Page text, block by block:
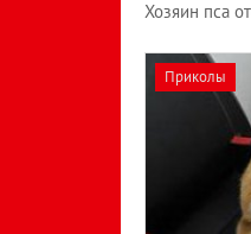
Хозяин пса
Приколы